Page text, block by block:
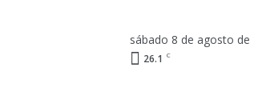
sábado 8 de agosto de
26.1 C